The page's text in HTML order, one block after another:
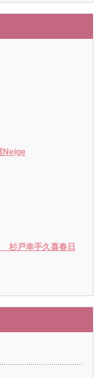
Neige
杉戸幸手久喜春日